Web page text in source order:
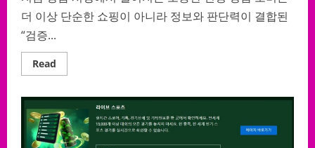
Still
Move
2026
더 이상 단순한 쇼핑이 아니라 정보와 판단력이 결합된
“검증...
Read
more
세
계
명
품
시